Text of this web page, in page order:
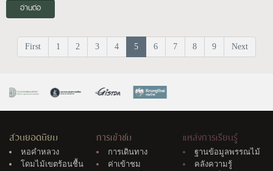
อ่านต่อ
First 1 2 3 4 5 6 7 8 9 Next
สวนยอดนิยม
หอคำหลวง
โดมไม้เขตร้อนชื้น
การเข้าชม
การเดินทาง
ค่าเข้าชม
แหล่งการเรียนรู้
ฐานข้อมูลพรรณไม้
คลังความรู้